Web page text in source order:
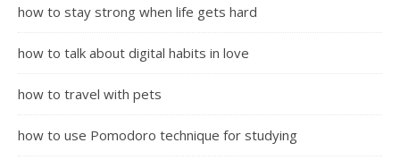
how to stay strong when life gets hard
how to talk about digital habits in love
how to travel with pets
how to use Pomodoro technique for studying